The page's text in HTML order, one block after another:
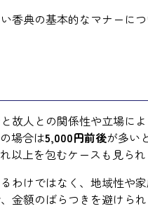
香典の基本的なマナーにつ
故人との関係性や立場に
場合は5,000円前後が多い
以上を包むケースも見られ
わけではなく、地域性や
金額のばらつきを避けられ